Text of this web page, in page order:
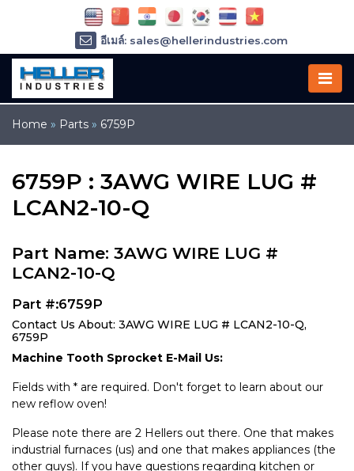
Home » Parts » 6759P
6759P : 3AWG WIRE LUG #
LCAN2-10-Q
Part Name: 3AWG WIRE LUG #
LCAN2-10-Q
Part #:6759P
Contact Us About: 3AWG WIRE LUG # LCAN2-10-Q,
6759P
Machine Tooth Sprocket E-Mail Us:
Fields with * are required. Don't forget to learn about our
new reflow oven!
Please note there are 2 Hellers out there. One that makes
industrial furnaces (us) and one that makes appliances (the
other guys). If you have questions regarding kitchen or
อีเมล์: sales@hellerindustries.com
อีเมล์: service@hellerindustries.com
โทรศัพท์ :